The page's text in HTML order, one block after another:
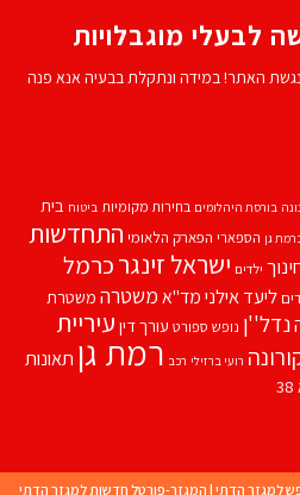
לבעלי מוגבלויות
האתר! במידה ונתקלת בבעיה אנא פנה
בורסת היהלומים בחירות מקומיות ביטוח בית
גן הספארי הפארק הלאומי התחדשות
ילדים ישראל זינגרכרמל
ליעד אילנימד''אמשטרה משטרת
נדל''ן נופש ספורט עורך דין עיריית
רועי ברזילי רכב רמת גן תאונות
למגזר הדתי | המגזר-פורטל חדשות למגזר הדתי